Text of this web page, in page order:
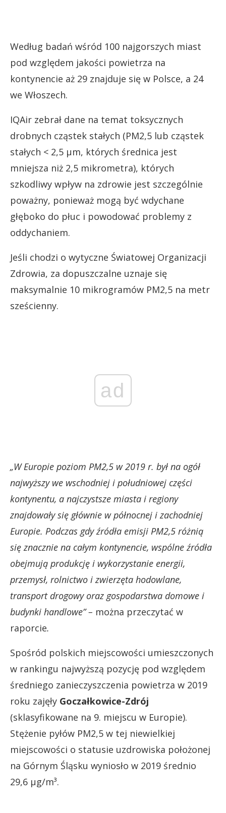
Według badań wśród 100 najgorszych miast
pod względem jakości powietrza na
kontynencie aż 29 znajduje się w Polsce, a 24
we Włoszech.
IQAir zebrał dane na temat toksycznych
drobnych cząstek stałych (PM2,5 lub cząstek
stałych < 2,5 µm, których średnica jest
mniejsza niż 2,5 mikrometra), których
szkodliwy wpływ na zdrowie jest szczególnie
poważny, ponieważ mogą być wdychane
głęboko do płuc i powodować problemy z
oddychaniem.
Jeśli chodzi o wytyczne Światowej Organizacji
Zdrowia, za dopuszczalne uznaje się
maksymalnie 10 mikrogramów PM2,5 na metr
sześcienny.
ad
„W Europie poziom PM2,5 w 2019 r. był na ogół
najwyższy we wschodniej i południowej części
kontynentu, a najczystsze miasta i regiony
znajdowały się głównie w północnej i zachodniej
Europie. Podczas gdy źródła emisji PM2,5 różnią
się znacznie na całym kontynencie, wspólne źródła
obejmują produkcję i wykorzystanie energii,
przemysł, rolnictwo i zwierzęta hodowlane,
transport drogowy oraz gospodarstwa domowe i
budynki handlowe” – można przeczytać w
raporcie.
Spośród polskich miejscowości umieszczonych
w rankingu najwyższą pozycję pod względem
średniego zanieczyszczenia powietrza w 2019
roku zajęły Goczałkowice-Zdrój
(sklasyfikowane na 9. miejscu w Europie).
Stężenie pyłów PM2,5 w tej niewielkiej
miejscowości o statusie uzdrowiska położonej
na Górnym Śląsku wyniosło w 2019 średnio
29,6 µg/m³.